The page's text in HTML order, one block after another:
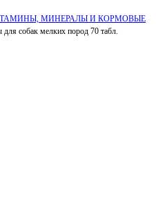
МИНЕРАЛЫ И КОРМОВЫЕ
собак мелких пород 70 табл.